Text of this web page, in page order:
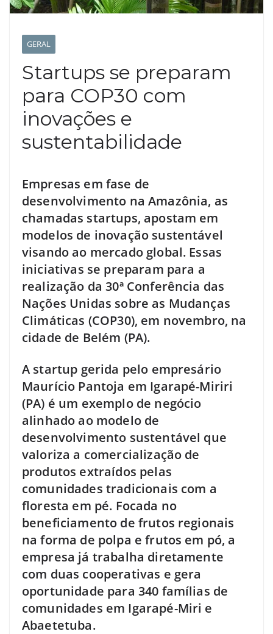
GERAL
Startups se preparam
para COP30 com
inovações e
sustentabilidade
Empresas em fase de
desenvolvimento na Amazônia, as
chamadas startups, apostam em
modelos de inovação sustentável
visando ao mercado global. Essas
iniciativas se preparam para a
realização da 30ª Conferência das
Nações Unidas sobre as Mudanças
Climáticas (COP30), em novembro, na
cidade de Belém (PA).
A startup gerida pelo empresário
Maurício Pantoja em Igarapé-Miriri
(PA) é um exemplo de negócio
alinhado ao modelo de
desenvolvimento sustentável que
valoriza a comercialização de
produtos extraídos pelas
comunidades tradicionais com a
floresta em pé. Focada no
beneficiamento de frutos regionais
na forma de polpa e frutos em pó, a
empresa já trabalha diretamente
com duas cooperativas e gera
oportunidade para 340 famílias de
comunidades em Igarapé-Miri e
Abaetetuba.